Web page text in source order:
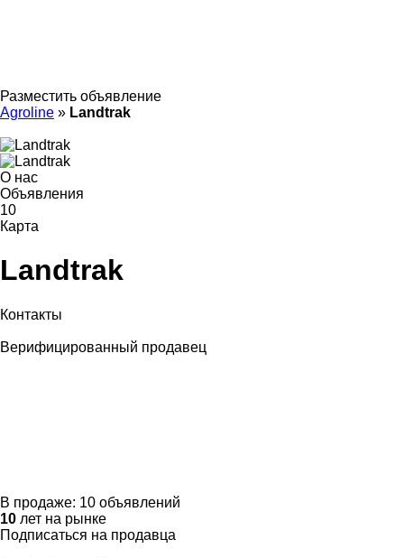
Разместить объявление
Agroline » Landtrak
О нас
Объявления
10
Карта
Landtrak
Контакты
Верифицированный продавец
В продаже: 10 объявлений
10 лет на рынке
Подписаться на продавца